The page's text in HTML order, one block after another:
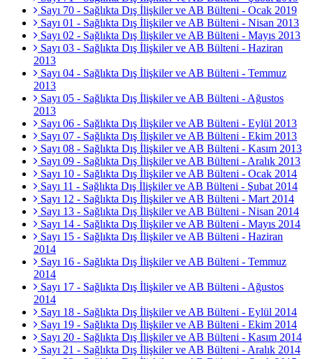
Sayı 70 - Sağlıkta Dış İlişkiler ve AB Bülteni - Ocak 2019
Sayı 01 - Sağlıkta Dış İlişkiler ve AB Bülteni - Nisan 2013
Sayı 02 - Sağlıkta Dış İlişkiler ve AB Bülteni - Mayıs 2013
Sayı 03 - Sağlıkta Dış İlişkiler ve AB Bülteni - Haziran
2013
Sayı 04 - Sağlıkta Dış İlişkiler ve AB Bülteni - Temmuz
2013
Sayı 05 - Sağlıkta Dış İlişkiler ve AB Bülteni - Ağustos
2013
Sayı 06 - Sağlıkta Dış İlişkiler ve AB Bülteni - Eylül 2013
Sayı 07 - Sağlıkta Dış İlişkiler ve AB Bülteni - Ekim 2013
Sayı 08 - Sağlıkta Dış İlişkiler ve AB Bülteni - Kasım 2013
Sayı 09 - Sağlıkta Dış İlişkiler ve AB Bülteni - Aralık 2013
Sayı 10 - Sağlıkta Dış İlişkiler ve AB Bülteni - Ocak 2014
Sayı 11 - Sağlıkta Dış İlişkiler ve AB Bülteni - Şubat 2014
Sayı 12 - Sağlıkta Dış İlişkiler ve AB Bülteni - Mart 2014
Sayı 13 - Sağlıkta Dış İlişkiler ve AB Bülteni - Nisan 2014
Sayı 14 - Sağlıkta Dış İlişkiler ve AB Bülteni - Mayıs 2014
Sayı 15 - Sağlıkta Dış İlişkiler ve AB Bülteni - Haziran
2014
Sayı 16 - Sağlıkta Dış İlişkiler ve AB Bülteni - Temmuz
2014
Sayı 17 - Sağlıkta Dış İlişkiler ve AB Bülteni - Ağustos
2014
Sayı 18 - Sağlıkta Dış İlişkiler ve AB Bülteni - Eylül 2014
Sayı 19 - Sağlıkta Dış İlişkiler ve AB Bülteni - Ekim 2014
Sayı 20 - Sağlıkta Dış İlişkiler ve AB Bülteni - Kasım 2014
Sayı 21 - Sağlıkta Dış İlişkiler ve AB Bülteni - Aralık 2014